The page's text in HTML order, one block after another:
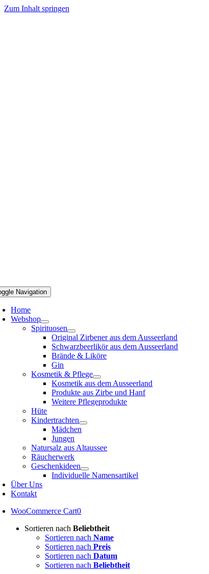
Zum Inhalt springen
Navigation
Home
Webshop
Spirituosen
Original Zirbener aus dem Ausseerland
Schwarzbeerlikör aus dem Ausseerland
Brände & Liköre
Gin
Kosmetik & Pflege
Kosmetik aus dem Ausseerland
Produkte aus Zirbe und Hanf
Weitere Pflegeprodukte
Hüte
Kindertrachten
Mädchen
Jungen
Natursalz aus Altaussee
Räucherwerk
Geschenkideen
Individuelle Namensartikel
Über Uns
Kontakt
WooCommerce Cart0
Sortieren nach Beliebtheit
Sortieren nach Name
Sortieren nach Preis
Sortieren nach Datum
Sortieren nach Beliebtheit